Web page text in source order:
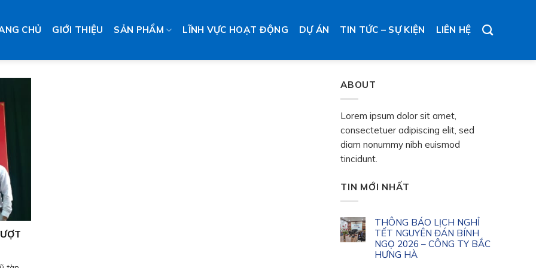
CHỦ GIỚI THIỆU SẢN PHẨM LĨNH VỰC HOẠT ĐỘNG DỰ ÁN TIN TỨC – SỰ KIỆN LIÊN HỆ
ABOUT
Lorem ipsum dolor sit amet,
consectetuer adipiscing elit, sed
diam nonummy nibh euismod
tincidunt.
TIN MỚI NHẤT
THÔNG BÁO LỊCH NGHỈ
TẾT NGUYÊN ĐÁN BÍNH
NGỌ 2026 – CÔNG TY BẮC
HƯNG HÀ